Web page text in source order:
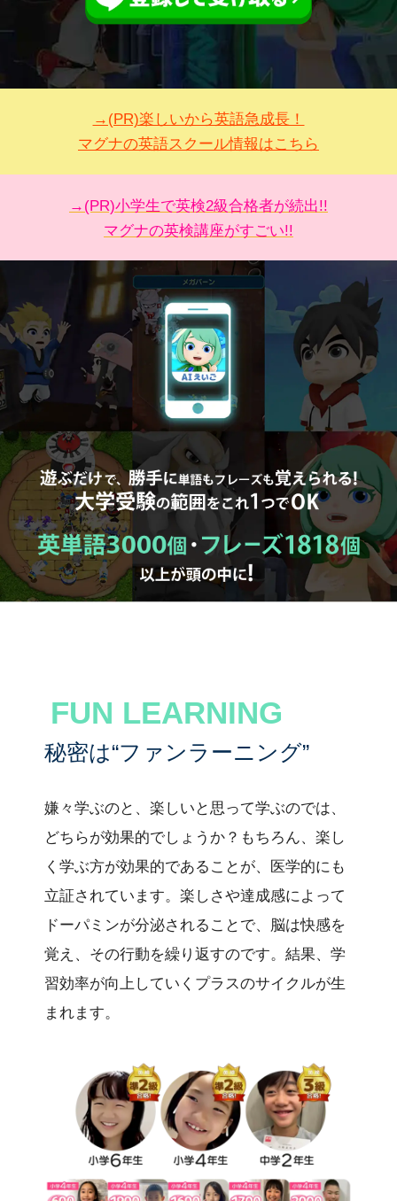
→(PR)楽しいから英語急成長！
マグナの英語スクール情報はこちら
→(PR)小学生で英検2級合格者が続出!!
マグナの英検講座がすごい!!
FUN LEARNING
秘密は“ファンラーニング”
嫌々学ぶのと、楽しいと思って学ぶのでは、
どちらが効果的でしょうか？もちろん、楽し
く学ぶ方が効果的であることが、医学的にも
立証されています。楽しさや達成感によって
ドーパミンが分泌されることで、脳は快感を
覚え、その行動を繰り返すのです。結果、学
習効率が向上していくプラスのサイクルが生
まれます。